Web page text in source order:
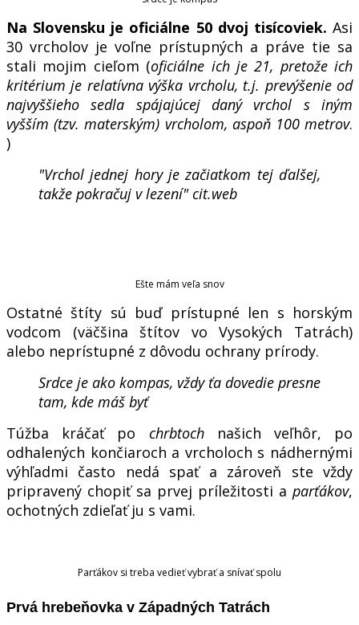
Na Slovensku je oficiálne 50 dvoj tisícoviek. Asi
30 vrcholov je voľne prístupných a práve tie sa
stali mojim cieľom (oficiálne ich je 21, pretože ich
kritérium je relatívna výška vrcholu, t.j. prevýšenie od
najvyššieho sedla spájajúcej daný vrchol s iným
vyšším (tzv. materským) vrcholom, aspoň 100 metrov.
)
"Vrchol jednej hory je začiatkom tej ďalšej,
takže pokračuj v lezení" cit.web
Ešte mám veľa snov
Ostatné štíty sú buď prístupné len s horským
vodcom (väčšina štítov vo Vysokých Tatrách)
alebo neprístupné z dôvodu ochrany prírody.
Srdce je ako kompas, vždy ťa dovedie presne
tam, kde máš byť
Túžba kráčať po chrbtochnašich veľhôr, po
odhalených končiaroch a vrcholoch s nádhernými
výhľadmi často nedá spať a zároveň ste vždy
pripravený chopiť sa prvej príležitosti a parťákov,
ochotných zdieľať ju s vami.
Parťákov si treba vedieť vybrať a snívať spolu
Prvá hrebeňovka v Západných Tatrách